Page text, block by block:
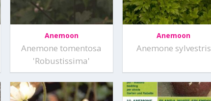
Anemoon
Anemone tomentosa
'Robustissima'
Anemoon
Anemone sylvestris